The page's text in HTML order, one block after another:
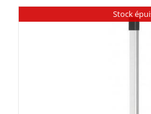
Stock